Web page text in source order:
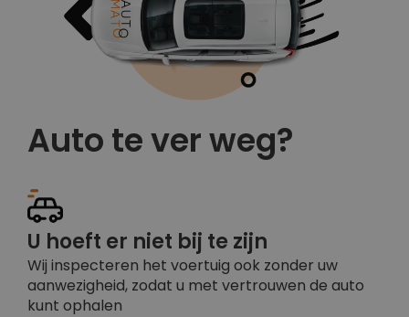
Auto te ver weg?
U hoeft er niet bij te zijn
Wij inspecteren het voertuig ook zonder uw
aanwezigheid, zodat u met vertrouwen de auto
kunt ophalen